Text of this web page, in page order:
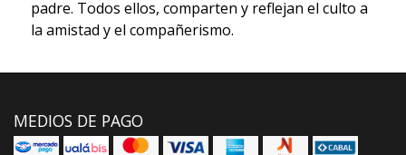
padre. Todos ellos, comparten y reflejan el culto a
la amistad y el compañerismo.
MEDIOS DE PAGO